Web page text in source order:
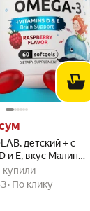
детский + с
и E, вкус Малина
вместо
4.6 из 5
купили
купили
По клику